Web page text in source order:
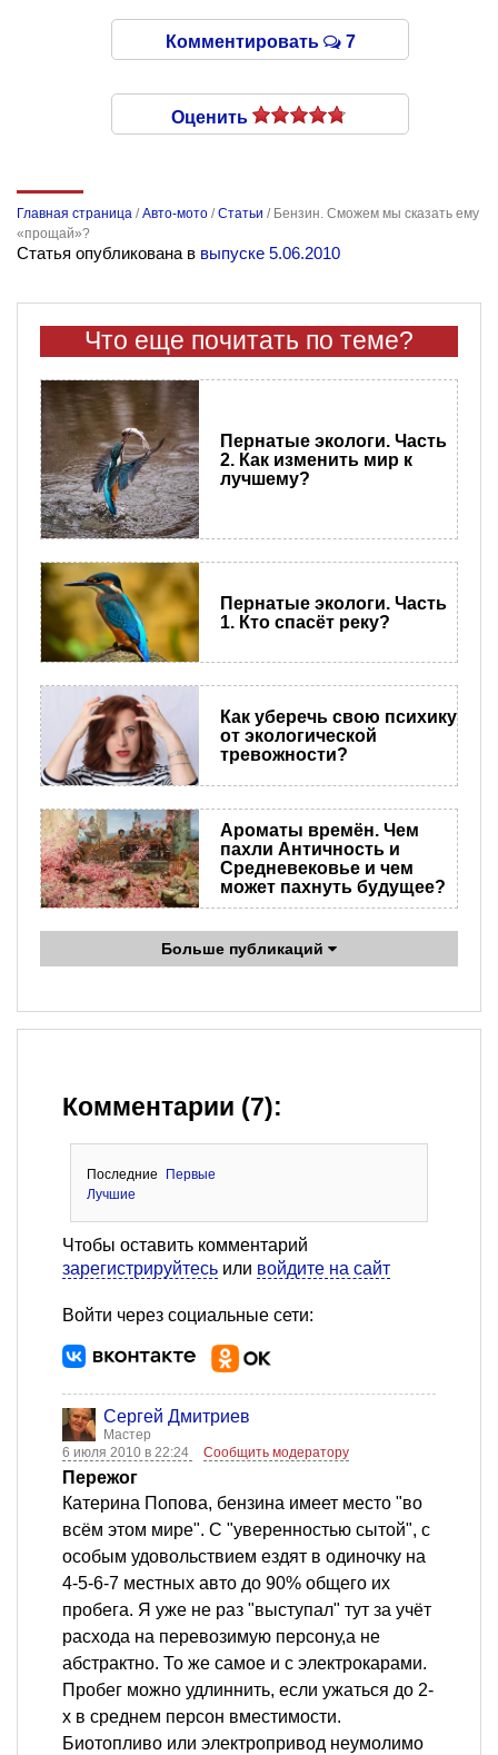
Комментировать 7
Оценить
Главная страница /Авто-мото /Статьи / Бензин. Сможем мы сказать ему
«прощай»?
Статья опубликована в выпуске 5.06.2010
Что еще почитать по теме?
Пернатые экологи. Часть
2. Как изменить мир к
лучшему?
Пернатые экологи. Часть
1. Кто спасёт реку?
Как уберечь свою психику
от экологической
тревожности?
Ароматы времён. Чем
пахли Античность и
Средневековье и чем
может пахнуть будущее?
Больше публикаций
Комментарии (7):
Последние
Первые
Лучшие
Чтобы оставить комментарий
зарегистрируйтесь или войдите на сайт
Войти через социальные сети:
Сергей Дмитриев
Мастер
6 июля 2010 в 22:24
Сообщить модератору
Пережог
Катерина Попова, бензина имеет место "во
всём этом мире". С "уверенностью сытой", с
особым удовольствием ездят в одиночку на
4-5-6-7 местных авто до 90% общего их
пробега. Я уже не раз "выступал" тут за учёт
расхода на перевозимую персону,а не
абстрактно. То же самое и с электрокарами.
Пробег можно удлиннить, если ужаться до 2-
х в среднем персон вместимости.
Биотопливо или электропривод неумолимо